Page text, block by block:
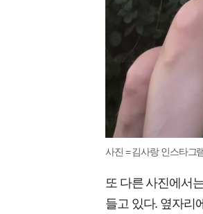
사진 = 김사랑 인스타그
또 다른 사진에서
들고 있다. 옆자리